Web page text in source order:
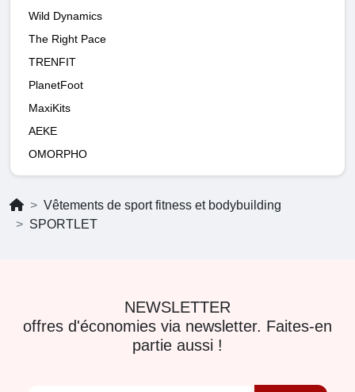
Wild Dynamics
The Right Pace
TRENFIT
PlanetFoot
MaxiKits
AEKE
OMORPHO
Vêtements de sport fitness et bodybuilding
SPORTLET
NEWSLETTER
offres d'économies via newsletter. Faites-en
partie aussi !